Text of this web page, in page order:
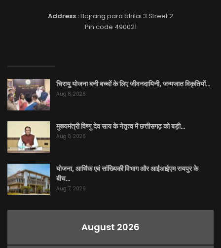
Address :Bajrang para bhilai 3 Street 2
Pin code 490021
चिरायु योजना बनी बच्चों के लिए जीवनदायिनी, जन्मजात विकृतियों…
Aug 8, 2026
मुख्यमंत्री विष्णु देव साय के नेतृत्व में छत्तीसगढ़ को बड़ी…
Aug 8, 2026
योजना, आर्थिक एवं सांख्यिकी विभाग और आईआईएम रायपुर के
बीच…
Aug 7, 2026
August 2026